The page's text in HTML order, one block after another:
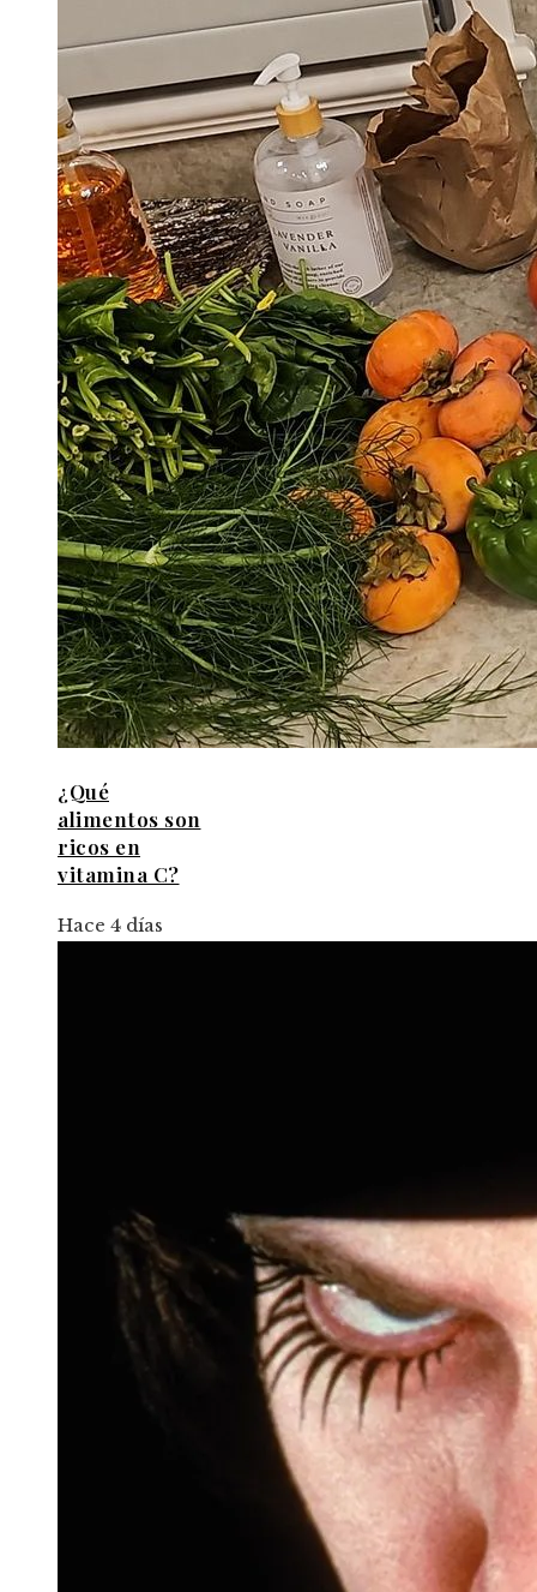
¿Qué
alimentos son
ricos en
vitamina C?
Hace 4 días